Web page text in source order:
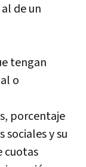
de un
tengan
o
porcentaje
sociales y su
cuotas